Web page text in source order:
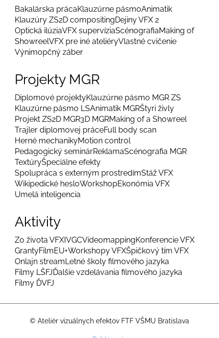
Bakalárska prácaKlauzúrne pásmoAnimatik
Klauzúry ZS2D compositingDejiny VFX 2
Optická ilúziaVFX supervíziaScénografiaMaking of
ShowreelVFX pre iné ateliéryVlastné cvičenie
Výnimopčný záber
Projekty MGR
Diplomové projektyKlauzúrne pásmo MGR ZS
Klauzúrne pásmo LSAnimatik MGRŠtyri živly
Projekt ZS2D MGR3D MGRMaking of a Showreel
Trajler diplomovej práceFull body scan
Herné mechanikyMotion control
Pedagogický seminárReklamaScénografia MGR
TextúryŠpeciálne efekty
Spolupráca s externým prostredímStáž VFX
Wikipedické hesloWorkshopEkonómia VFX
Umelá inteligencia
Aktivity
Zo života VFX IVGCVideomappingKonferencie VFX
GrantyFilmEU+Workshopy VFXŠpičkový tím VFX
Onlajn streamLetné školy filmového jazyka
Filmy LŠFJĎalšie vzdelávania filmového jazyka
Filmy ĎVFJ
© Ateliér vizuálnych efektov FTF VŠMU Bratislava